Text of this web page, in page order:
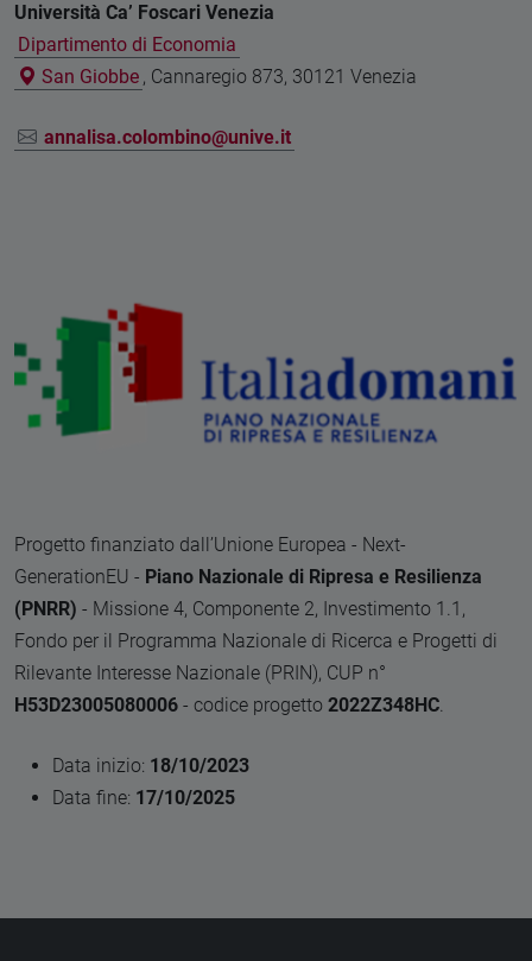
Università Ca’ Foscari Venezia
Dipartimento di Economia
San Giobbe , Cannaregio 873, 30121 Venezia
annalisa.colombino@unive.it
Progetto finanziato dall’Unione Europea - Next-
GenerationEU - Piano Nazionale di Ripresa e Resilienza
(PNRR) - Missione 4, Componente 2, Investimento 1.1,
Fondo per il Programma Nazionale di Ricerca e Progetti di
Rilevante Interesse Nazionale (PRIN), CUP n°
H53D23005080006 - codice progetto 2022Z348HC.
Data inizio: 18/10/2023
Data fine: 17/10/2025